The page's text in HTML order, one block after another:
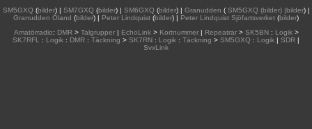
SM5GXQ(bilder) | SM7GXQ(bilder) | SM6GXQ(bilder) | Granudden (SM5GXQ (bilder) |bilder) |
Granudden Öland (bilder) | Peter Lindquist (bilder) | Peter Lindquist Sjöfartsverket (bilder)
Amatörradio: DMR> Talgrupper| EchoLink> Kortnummer| Repeatrar> SK5BN: Logik>
SK7RFL
: Logik : DMR : Täckning > SK7RN : Logik : Täckning > SM5GXQ : Logik | SDR |
SvxLink